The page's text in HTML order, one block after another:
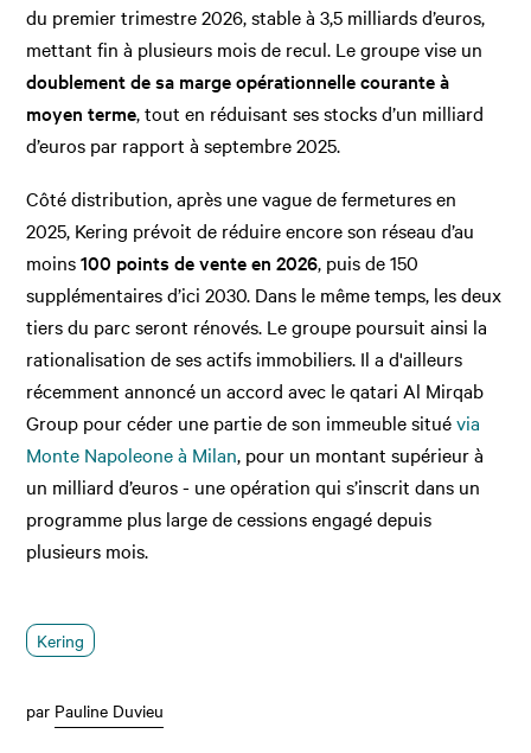
du premier trimestre 2026, stable à 3,5 milliards d’euros,
mettant fin à plusieurs mois de recul. Le groupe vise un
doublement de sa marge opérationnelle courante à
moyen terme, tout en réduisant ses stocks d’un milliard
d’euros par rapport à septembre 2025.
Côté distribution, après une vague de fermetures en
2025, Kering prévoit de réduire encore son réseau d’au
moins100 points de vente en 2026, puis de 150
supplémentaires d’ici 2030. Dans le même temps, les deux
tiers du parc seront rénovés. Le groupe poursuit ainsi la
rationalisation de ses actifs immobiliers. Il a d'ailleurs
récemment annoncé un accord avec le qatari Al Mirqab
Group pour céder une partie de son immeuble situévia
Monte Napoleone à Milan, pour un montant supérieur à
un milliard d’euros - une opération qui s’inscrit dans un
programme plus large de cessions engagé depuis
plusieurs mois.
Kering
par Pauline Duvieu